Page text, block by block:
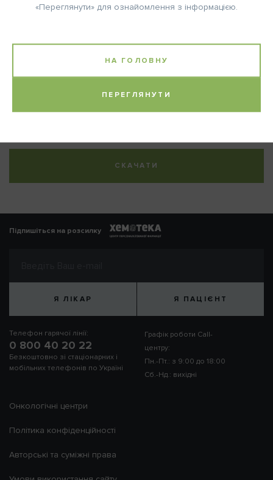
Примітка:
Капецитабін в дозі 1000 мг/м розділяють на 2 рівні дози –
ранкову та вечірню, через 30 хвилин після прийому їжі.
СКАЧАТИ
«Переглянути» для ознайомлення з інформацією.
НА ГОЛОВНУ
ПЕРЕГЛЯНУТИ
Підпишіться на розсилку
Я ЛІКАР Я ПАЦІЄНТ
Телефон гарячої лінії:
0 800 40 20 22
Безкоштовно зі стаціонарних і
мобільних телефонів по Україні
Графік роботи Call-
центру:
Пн.-Пт.: з 9:00 до 18:00
Сб.-Нд.: вихідні
Онкологічні центри
Політика конфіденційності
Авторські та суміжні права